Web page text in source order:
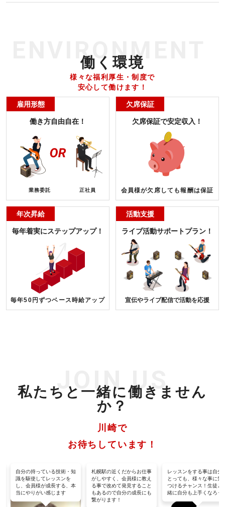
働く環境
ENVIRONMENT
様々な福利厚生・制度で
安心して働けます！
雇用形態
働き方自由自在！
業務委託 正社員
欠席保証
欠席保証で安定収入！
会員様が欠席しても報酬は保証
年次昇給
毎年着実にステップアップ！
毎年50円ずつベース時給アップ
活動支援
ライブ活動サポートプラン！
宣伝やライブ配信で活動を応援
私たちと一緒に働きません
か？
JOIN US
川崎で
お待ちしています！
自分の持っている技術・知
識を駆使してレッスンを
し、会員様が成長する、本
当にやりがい感じます
札幌駅の近くだからお仕事
がしやすく、会員様に教え
る事で改めて発見すること
もあるので自分の成長にも
繋がります！
レッスンをする事は自分
とっても、様々な事に気
つけるチャンス！生徒と
緒に自分も上手くなろう